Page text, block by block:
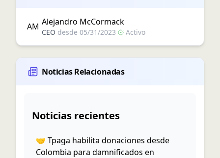
AM Alejandro McCormack
CEO desde 05/31/2023 Activo
Noticias Relacionadas
Noticias recientes
🤝 Tpaga habilita donaciones desde
Colombia para damnificados en